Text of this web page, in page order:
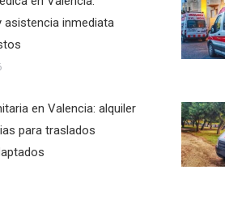
asistencia inmediata
en Valencia: alquiler
para traslados